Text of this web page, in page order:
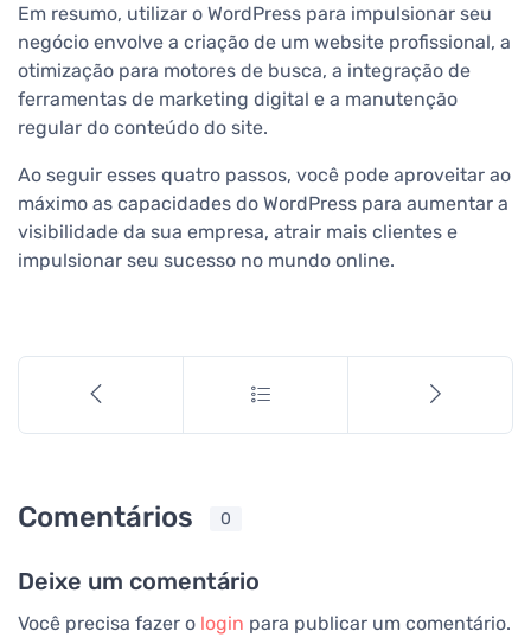
Em resumo, utilizar o WordPress para impulsionar seu
negócio envolve a criação de um website profissional, a
otimização para motores de busca, a integração de
ferramentas de marketing digital e a manutenção
regular do conteúdo do site.
Ao seguir esses quatro passos, você pode aproveitar ao
máximo as capacidades do WordPress para aumentar a
visibilidade da sua empresa, atrair mais clientes e
impulsionar seu sucesso no mundo online.
Comentários 0
Deixe um comentário
Você precisa fazer o login para publicar um comentário.